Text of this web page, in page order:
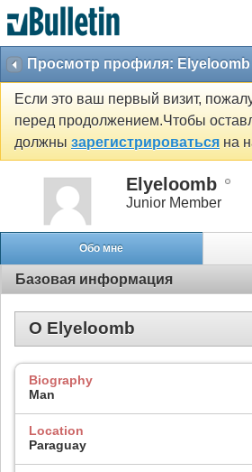
Просмотр профиля: Elyeloomb
Если это ваш первый визит,
перед продолжением.Чтобы
должны зарегистрироваться на
Elyeloomb
Junior Member
Обо мне
Базовая информация
О Elyeloomb
Biography
Man
Location
Paraguay